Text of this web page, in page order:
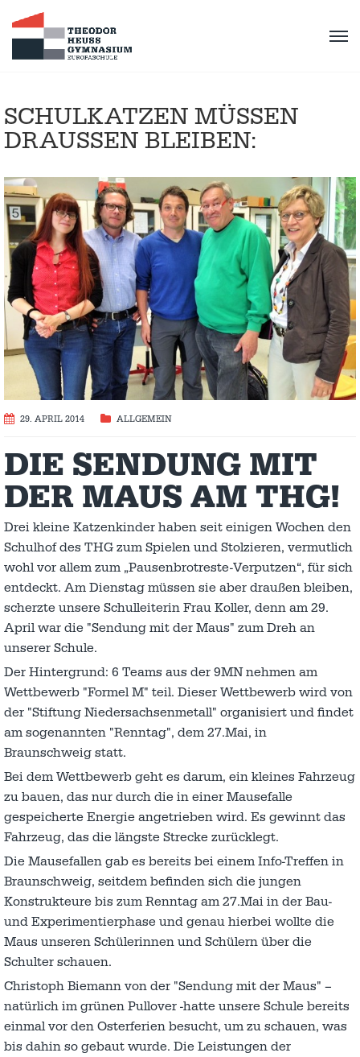
SCHULKATZEN MÜSSEN
DRAUSSEN BLEIBEN:
29. APRIL 2014 ALLGEMEIN
DIE SENDUNG MIT
DER MAUS AM THG!
Drei kleine Katzenkinder haben seit einigen Wochen den
Schulhof des THG zum Spielen und Stolzieren, vermutlich
wohl vor allem zum „Pausenbrotreste-Verputzen“, für sich
entdeckt. Am Dienstag müssen sie aber draußen bleiben,
scherzte unsere Schulleiterin Frau Koller, denn am 29.
April war die "Sendung mit der Maus" zum Dreh an
unserer Schule.
Der Hintergrund: 6 Teams aus der 9MN nehmen am
Wettbewerb "Formel M" teil. Dieser Wettbewerb wird von
der "Stiftung Niedersachsenmetall" organisiert und findet
am sogenannten "Renntag", dem 27.Mai, in
Braunschweig statt.
Bei dem Wettbewerb geht es darum, ein kleines Fahrzeug
zu bauen, das nur durch die in einer Mausefalle
gespeicherte Energie angetrieben wird. Es gewinnt das
Fahrzeug, das die längste Strecke zurücklegt.
Die Mausefallen gab es bereits bei einem Info-Treffen in
Braunschweig, seitdem befinden sich die jungen
Konstrukteure bis zum Renntag am 27.Mai in der Bau-
und Experimentierphase und genau hierbei wollte die
Maus unseren Schülerinnen und Schülern über die
Schulter schauen.
Christoph Biemann von der "Sendung mit der Maus" –
natürlich im grünen Pullover -hatte unsere Schule bereits
einmal vor den Osterferien besucht, um zu schauen, was
bis dahin so gebaut wurde. Die Leistungen der